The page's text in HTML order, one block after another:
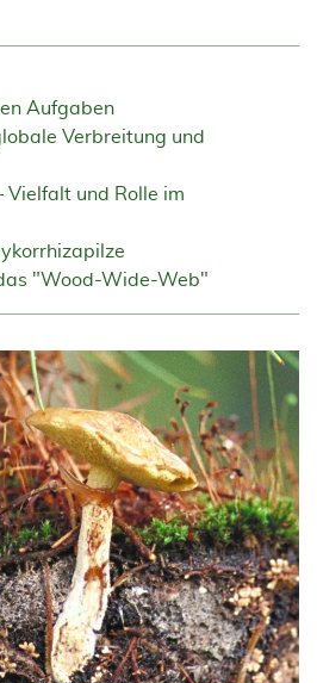
Aufgaben
Verbreitung und
Vielfalt und Rolle im
"Wood-Wide-Web"